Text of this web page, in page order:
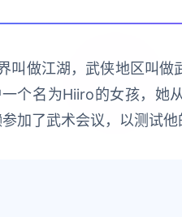
叫做江湖，武侠地区叫
个名为Hiiro的女孩，她
加了武术会议，以测试他